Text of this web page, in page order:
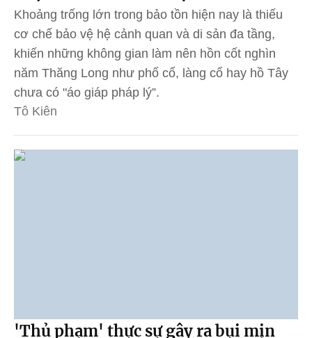
Khoảng trống lớn trong bảo tồn hiện nay là thiếu
cơ chế bảo vệ hệ cảnh quan và di sản đa tầng,
khiến những không gian làm nên hồn cốt nghìn
năm Thăng Long như phố cổ, làng cổ hay hồ Tây
chưa có "áo giáp pháp lý”.
Tô Kiên
'Thủ phạm' thực sự gây ra bụi mịn